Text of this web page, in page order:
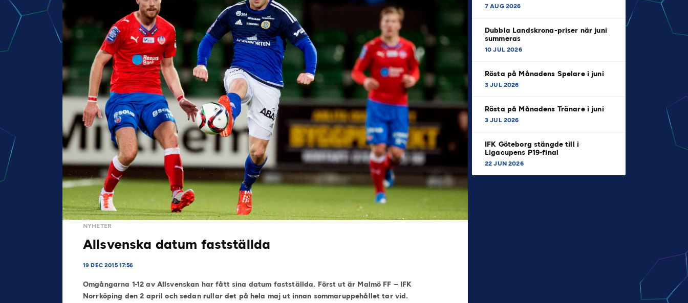
NYHETER
Allsvenska datum fastställda
19 DEC 2015 17:56
Omgångarna 1-12 av Allsvenskan har fått sina datum fastställda. Först ut är Malmö FF – IFK
Norrköping den 2 april och sedan rullar det på hela maj ut innan sommaruppehållet tar vid.
7 AUG 2026
Dubbla Landskrona-priser när juni
summeras
10 JUL 2026
Rösta på Månadens Spelare i juni
3 JUL 2026
Rösta på Månadens Tränare i juni
3 JUL 2026
IFK Göteborg stängde till i
Ligacupens P19-final
22 JUN 2026